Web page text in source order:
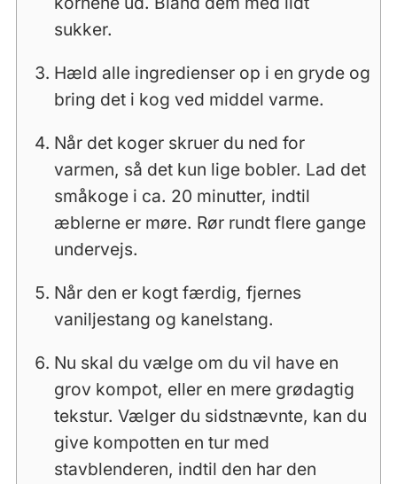
sukker.
Hæld alle ingredienser op i en gryde og
bring det i kog ved middel varme.
Når det koger skruer du ned for
varmen, så det kun lige bobler. Lad det
småkoge i ca. 20 minutter, indtil
æblerne er møre. Rør rundt flere gange
undervejs.
Når den er kogt færdig, fjernes
vaniljestang og kanelstang.
Nu skal du vælge om du vil have en
grov kompot, eller en mere grødagtig
tekstur. Vælger du sidstnævnte, kan du
give kompotten en tur med
stavblenderen, indtil den har den